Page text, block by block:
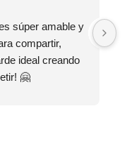
súper amable y
compartir,
ideal creando
🤗